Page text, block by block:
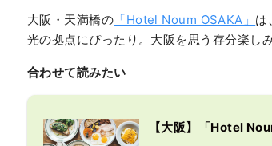
大阪・天満橋の 「Hotel Noum OSAKA」 は、
光の拠点にぴったり。大阪を思う存分楽し
合わせて読みたい
【大阪】「Hotel